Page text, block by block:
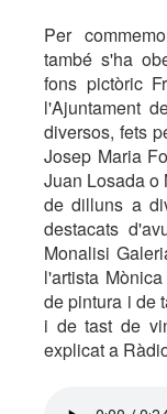
Per
també s'ha
fons pictòric
l'Ajuntament
diversos, fets
Josep Maria
Juan Losada o
de dilluns a
destacats
Monalisi
l'artista
de pintura i de
i de tast de
explicat a